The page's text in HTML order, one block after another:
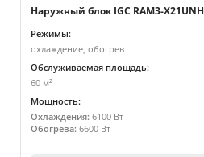
Наружный блок IGC RAM3-X21UNH
Режимы:
охлаждение, обогрев
Обслуживаемая площадь:
60 м²
Мощность:
Охлаждения: 6100 Вт
Обогрева: 6600 Вт